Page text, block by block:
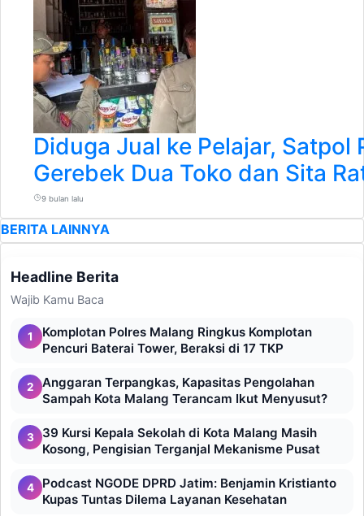
Diduga Jual ke Pelajar, Satpol
Gerebek Dua Toko dan Sita
9 bulan lalu
BERITA LAINNYA
Headline Berita
Wajib Kamu Baca
1
Komplotan Polres Malang Ringkus Komplotan
Pencuri Baterai Tower, Beraksi di 17 TKP
2
Anggaran Terpangkas, Kapasitas Pengolahan
Sampah Kota Malang Terancam Ikut Menyusut?
3
39 Kursi Kepala Sekolah di Kota Malang Masih
Kosong, Pengisian Terganjal Mekanisme Pusat
4
Podcast NGODE DPRD Jatim: Benjamin Kristianto
Kupas Tuntas Dilema Layanan Kesehatan